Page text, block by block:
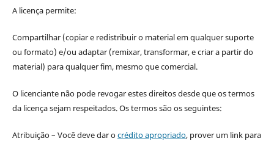
A licença permite:
Compartilhar (copiar e redistribuir o material em qualquer suporte
ou formato) e/ou adaptar (remixar, transformar, e criar a partir do
material) para qualquer fim, mesmo que comercial.
O licenciante não pode revogar estes direitos desde que os termos
da licença sejam respeitados. Os termos são os seguintes:
Atribuição – Você deve dar ocrédito apropriado, prover um link para